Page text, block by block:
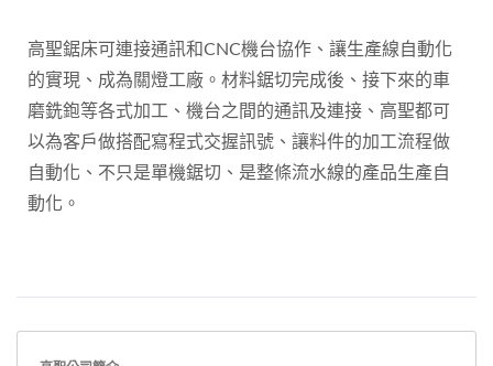
高聖鋸床可連接通訊和CNC機台協作、讓生產線自動化
的實現、成為關燈工廠。材料鋸切完成後、接下來的車
磨銑鉋等各式加工、機台之間的通訊及連接、高聖都可
以為客戶做搭配寫程式交握訊號、讓料件的加工流程做
自動化、不只是單機鋸切、是整條流水線的產品生產自
動化。